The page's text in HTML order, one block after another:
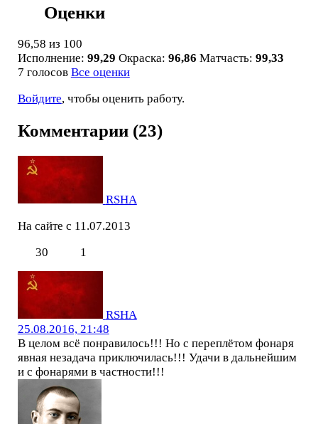
Оценки
96,58 из 100
Исполнение: 99,29 Окраска: 96,86 Матчасть: 99,33
7 голосов Все оценки
Войдите, чтобы оценить работу.
Комментарии (23)
RSHA
На сайте с 11.07.2013
30
1
RSHA
25.08.2016, 21:48
В целом всё понравилось!!! Но с переплётом фонаря
явная незадача приключилась!!! Удачи в дальнейшим
и с фонарями в частности!!!